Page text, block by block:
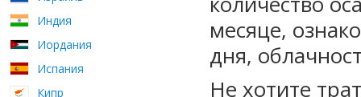
Индия
Иордания
Испания
Кипр
месяце,
дня,
Не хотите